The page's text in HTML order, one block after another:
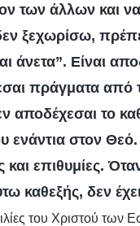
των άλλων και
ξεχωρίσω,
άνετα”. Είναι
πράγματα από
αποδέχεσαι το
ενάντια στον Θεό.
και επιθυμίες.
καθεξής, δεν
του Χριστού των